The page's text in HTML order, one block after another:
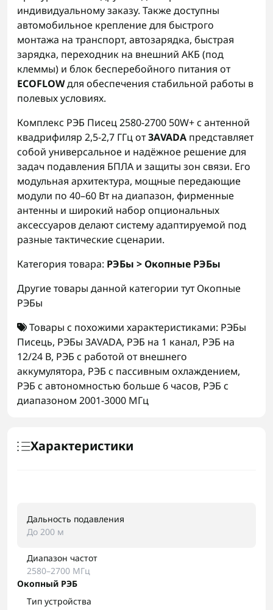
индивидуальному заказу. Также доступны
автомобильное крепление для быстрого
монтажа на транспорт, автозарядка, быстрая
зарядка, переходник на внешний АКБ (под
клеммы) и блок бесперебойного питания от
ECOFLOWдля обеспечения стабильной работы в
полевых условиях.
Комплекс РЭБ Писец 2580-2700 50W+ с антенной
квадрифиляр 2,5-2,7 ГГц отЗАVADA представляет
собой универсальное и надёжное решение для
задач подавления БПЛА и защиты зон связи. Его
модульная архитектура, мощные передающие
модули по 40–60 Вт на диапазон, фирменные
антенны и широкий набор опциональных
аксессуаров делают систему адаптируемой под
разные тактические сценарии.
Категория товара: РЭБы > Окопные РЭБы
Другие товары данной категории тутОкопные
РЭБы
Товары с похожими характеристиками: РЭБы
Писець, РЭБы ЗАVADA, РЭБ на 1 канал, РЭБ на
12/24 В, РЭБ с работой от внешнего
аккумулятора, РЭБ с пассивным охлаждением,
РЭБ с автономностью больше 6 часов, РЭБ с
диапазоном 2001-3000 МГц
Характеристики
Дальность подавления
До 200 м
Диапазон частот
2580–2700 МГц
Окопный РЭБ
Тип устройства